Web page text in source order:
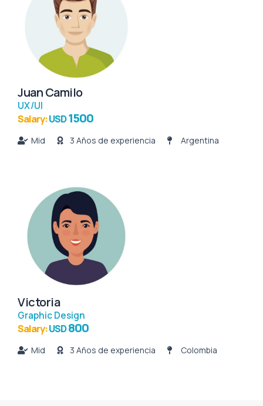
Juan Camilo
UX/UI
Salary:USD1500
Mid 3 Años de experiencia Argentina
Victoria
Graphic Design
Salary:USD800
Mid 3 Años de experiencia Colombia